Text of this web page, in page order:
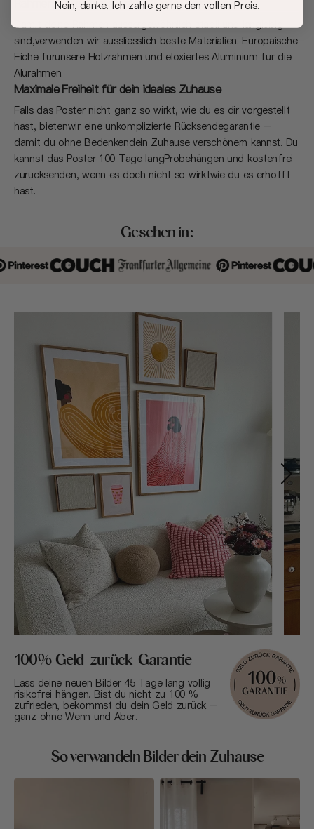
Rahmen, die dich auf deiner (Deko) Reise begleiten
Damit deine Rahmen aussergewöhnlich stabil und langlebig
sind,verwenden wir aussliesslich beste Materialien. Europäische
Eiche fürunsere Holzrahmen und eloxiertes Aluminium für die
Alurahmen.
Maximale Freiheit für dein ideales Zuhause
Falls das Poster nicht ganz so wirkt, wie du es dir vorgestellt
hast, bietenwir eine unkomplizierte Rücksendegarantie –
damit du ohne Bedenkendein Zuhause verschönern kannst. Du
kannst das Poster 100 Tage langProbehängen und kostenfrei
zurücksenden, wenn es doch nicht so wirktwie du es erhofft
hast.
Gesehen in:
100% Geld-zurück-Garantie
Lass deine neuen Bilder 45 Tage lang völlig
risikofrei hängen. Bist du nicht zu 100 %
zufrieden, bekommst du dein Geld zurück –
ganz ohne Wenn und Aber.
So verwandeln Bilder dein Zuhause
Nein, danke. Ich zahle gerne den vollen Preis.